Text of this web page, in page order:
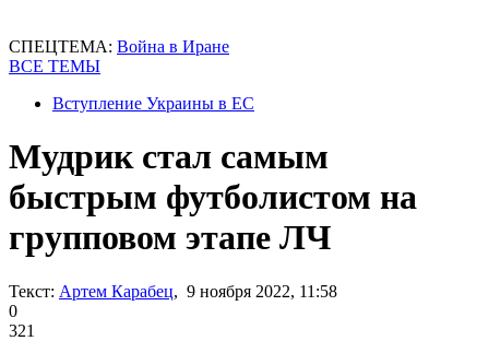
СПЕЦТЕМА: Война в Иране
ВСЕ ТЕМЫ
Вступление Украины в ЕС
Мудрик стал самым
быстрым футболистом на
групповом этапе ЛЧ
Текст: Артем Карабец, 9 ноября 2022, 11:58
0
321